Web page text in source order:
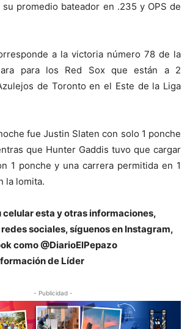
su promedio bateador en .235 y OPS de
a la victoria número 78 de la
para los Red Sox que están a 2
de Toronto en el Este de la Liga
fue Justin Slaten con solo 1 ponche
que Hunter Gaddis tuvo que cargar
1 ponche y una carrera permitida en 1
la lomita.
celular esta y otras informaciones,
sociales, síguenos en Instagram,
como @DiarioElPepazo
de Líder
- Publicidad -